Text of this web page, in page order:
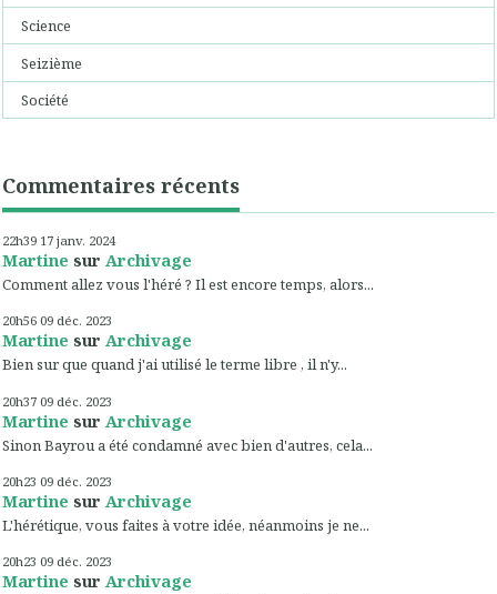
Science
Seizième
Société
Commentaires récents
22h39 17 janv. 2024
Martine sur Archivage
Comment allez vous l'héré ? Il est encore temps, alors...
20h56 09 déc. 2023
Martine sur Archivage
Bien sur que quand j'ai utilisé le terme libre , il n'y...
20h37 09 déc. 2023
Martine sur Archivage
Sinon Bayrou a été condamné avec bien d'autres, cela...
20h23 09 déc. 2023
Martine sur Archivage
L'hérétique, vous faites à votre idée, néanmoins je ne...
20h23 09 déc. 2023
Martine sur Archivage